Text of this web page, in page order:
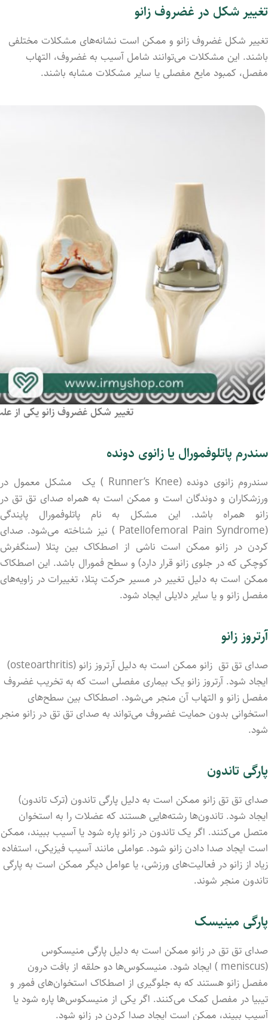
تغییر شکل در غضروف زانو
تغییر شکل غضروف زانو و ممکن است نشانه‌های مشکلات مختلفی
باشند. این مشکلات می‌توانند شامل آسیب به غضروف، التهاب
مفصل، کمبود مایع مفصلی یا سایر مشکلات مشابه باشند.
تغییر شکل غضروف زانو یکی از
سندرم پاتلوفمورال یا زانوی دونده
سندروم زانوی دونده (Runner’s Knee ) یک مشکل معمول در
ورزشکاران و دوندگان است و ممکن است به همراه صدای تق تق در
زانو همراه باشد. این مشکل به نام پاتلوفمورال پایندگی
(Patellofemoral Pain Syndrome ) نیز شناخته می‌شود. صدای
کردن در زانو ممکن است ناشی از اصطکاک بین پتلا (سنگفرش
کوچکی که در جلوی زانو قرار دارد) و سطح فمورال باشد. این اصطکاک
ممکن است به دلیل تغییر در مسیر حرکت پتلا، تغییرات در زاویه‌های
مفصل زانو و یا سایر دلایلی ایجاد شود.
آرتروز زانو
صدای تق تق زانو ممکن است به دلیل آرتروز زانو (osteoarthritis)
ایجاد شود. آرتروز زانو یک بیماری مفصلی است که به تخریب غضروف
مفصل زانو و التهاب آن منجر می‌شود. اصطکاک بین سطح‌های
استخوانی بدون حمایت غضروف می‌تواند به صدای تق تق در زانو منجر
شود.
پارگی تاندون
صدای تق تق زانو ممکن است به دلیل پارگی تاندون (ترک تاندون)
ایجاد شود. تاندون‌ها رشته‌هایی هستند که عضلات را به استخوان
متصل می‌کنند. اگر یک تاندون در زانو پاره شود یا آسیب ببیند، ممکن
است ایجاد صدا دادن زانو شود. عواملی مانند آسیب فیزیکی، استفاده
زیاد از زانو در فعالیت‌های ورزشی، یا عوامل دیگر ممکن است به پارگی
تاندون منجر شوند.
پارگی مینیسک
صدای تق تق در زانو ممکن است به دلیل پارگی منیسکوس
(meniscus ) ایجاد شود. منیسکوس‌ها دو حلقه از بافت درون
مفصل زانو هستند که به جلوگیری از اصطکاک استخوان‌های فمور و
تیبیا در مفصل کمک می‌کنند. اگر یکی از منیسکوس‌ها پاره شود یا
آسیب ببیند، ممکن است ایجاد صدا کردن در زانو شود.